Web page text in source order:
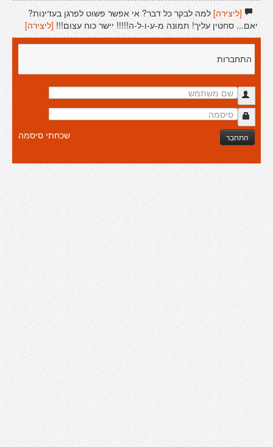
[ליצירה]למה לבקר כל דבר? אי אפשר פשוט לפרגן בעדינות?
יאם... סחטין עליך! תמונה מ-ע-ו-ל-ה!!!!! יישר כוח עצום!!![ליצירה]
התחברות
התחבר שכחתי סיסמה